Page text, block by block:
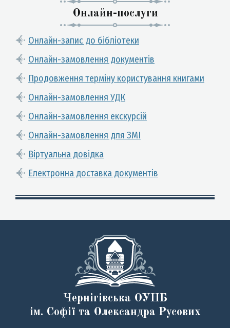
Онлайн-послуги
Онлайн-запис до бібліотеки
Онлайн-замовлення документів
Продовження терміну користування книгами
Онлайн-замовлення УДК
Онлайн-замовлення екскурсій
Онлайн-замовлення для ЗМІ
Віртуальна довідка
Електронна доставка документів
Чернігівська ОУНБ
ім. Софії та Олександра Русових